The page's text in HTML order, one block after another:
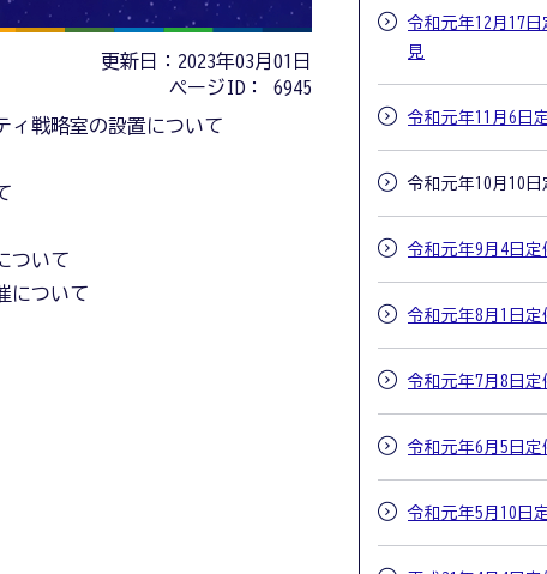
更新日：2023年03月01日
ページID：
6945
ィ戦略室の設置について
ついて
について
令和元年12月17
見
令和元年11月6日
令和元年10月10
令和元年9月4日定
令和元年8月1日定
令和元年7月8日定
令和元年6月5日定
令和元年5月10日